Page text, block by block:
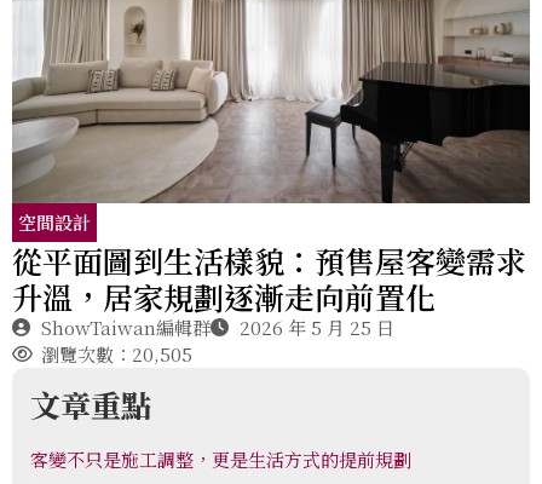
空間設計
從平面圖到生活樣貌：預售屋客變需求
升溫，居家規劃逐漸走向前置化
ShowTaiwan編輯群
2026 年 5 月 25 日
瀏覽次數：20,505
文章重點
客變不只是施工調整，更是生活方式的提前規劃